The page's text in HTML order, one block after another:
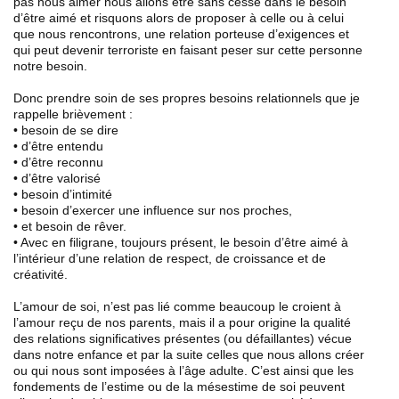
d’être aimé et risquons alors de proposer à celle ou à celui
que nous rencontrons, une relation porteuse d’exigences et
qui peut devenir terroriste en faisant peser sur cette personne
notre besoin.
Donc prendre soin de ses propres besoins relationnels que je
rappelle brièvement :
• besoin de se dire
• d’être entendu
• d’être reconnu
• d’être valorisé
• besoin d’intimité
• besoin d’exercer une influence sur nos proches,
• et besoin de rêver.
• Avec en filigrane, toujours présent, le besoin d’être aimé à
l’intérieur d’une relation de respect, de croissance et de
créativité.
L’amour de soi, n’est pas lié comme beaucoup le croient à
l’amour reçu de nos parents, mais il a pour origine la qualité
des relations significatives présentes (ou défaillantes) vécue
dans notre enfance et par la suite celles que nous allons créer
ou qui nous sont imposées à l’âge adulte. C’est ainsi que les
fondements de l’estime ou de la mésestime de soi peuvent